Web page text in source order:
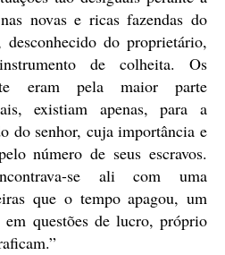
novas e ricas fazendas do
do proprietário,
de colheita. Os
eram pela maior parte
existiam apenas, para a
do senhor, cuja importância e
número de seus escravos.
se ali com uma
que o tempo apagou, um
em questões de lucro, próprio